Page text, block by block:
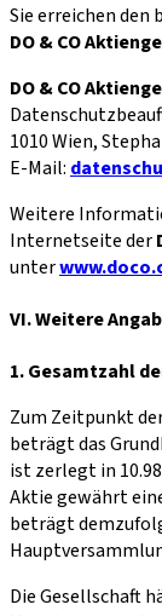
Sie erreichen
DO & CO
DO & CO
1010 Wien,
E-Mail:
Weitere
Internetseite der
unter
VI. Weitere
1. Gesamtzahl
Zum Zeitpunkt
beträgt das
ist zerlegt in
Aktie gewährt
beträgt
Die Gesellschaft